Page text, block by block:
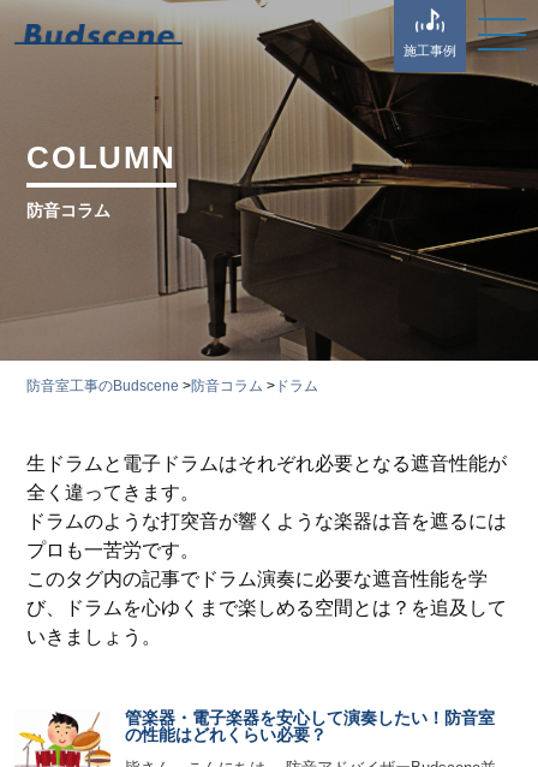
施工事例
COLUMN
防音コラム
防音室工事のBudscene >防音コラム > ドラム
生ドラムと電子ドラムはそれぞれ必要となる遮音性能が
全く違ってきます。
ドラムのような打突音が響くような楽器は音を遮るには
プロも一苦労です。
このタグ内の記事でドラム演奏に必要な遮音性能を学
び、ドラムを心ゆくまで楽しめる空間とは？を追及して
いきましょう。
管楽器・電子楽器を安心して演奏したい！防音室
の性能はどれくらい必要？